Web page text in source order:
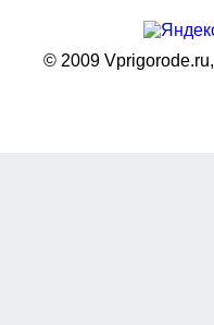
© 2009 Vprigorode.ru,